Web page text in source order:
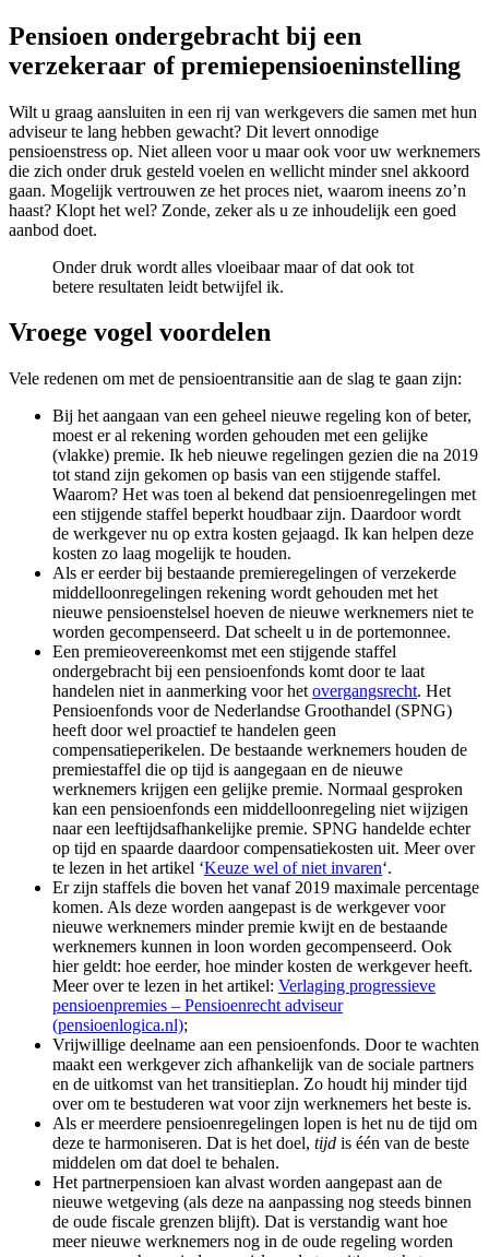
Pensioen ondergebracht bij een
verzekeraar of premiepensioeninstelling
Wilt u graag aansluiten in een rij van werkgevers die samen met hun
adviseur te lang hebben gewacht? Dit levert onnodige
pensioenstress op. Niet alleen voor u maar ook voor uw werknemers
die zich onder druk gesteld voelen en wellicht minder snel akkoord
gaan. Mogelijk vertrouwen ze het proces niet, waarom ineens zo’n
haast? Klopt het wel? Zonde, zeker als u ze inhoudelijk een goed
aanbod doet.
Onder druk wordt alles vloeibaar maar of dat ook tot
betere resultaten leidt betwijfel ik.
Vroege vogel voordelen
Vele redenen om met de pensioentransitie aan de slag te gaan zijn:
Bij het aangaan van een geheel nieuwe regeling kon of beter,
moest er al rekening worden gehouden met een gelijke
(vlakke) premie. Ik heb nieuwe regelingen gezien die na 2019
tot stand zijn gekomen op basis van een stijgende staffel.
Waarom? Het was toen al bekend dat pensioenregelingen met
een stijgende staffel beperkt houdbaar zijn. Daardoor wordt
de werkgever nu op extra kosten gejaagd. Ik kan helpen deze
kosten zo laag mogelijk te houden.
Als er eerder bij bestaande premieregelingen of verzekerde
middelloonregelingen rekening wordt gehouden met het
nieuwe pensioenstelsel hoeven de nieuwe werknemers niet te
worden gecompenseerd. Dat scheelt u in de portemonnee.
Een premieovereenkomst met een stijgende staffel
ondergebracht bij een pensioenfonds komt door te laat
handelen niet in aanmerking voor het overgangsrecht. Het
Pensioenfonds voor de Nederlandse Groothandel (SPNG)
heeft door wel proactief te handelen geen
compensatieperikelen. De bestaande werknemers houden de
premiestaffel die op tijd is aangegaan en de nieuwe
werknemers krijgen een gelijke premie. Normaal gesproken
kan een pensioenfonds een middelloonregeling niet wijzigen
naar een leeftijdsafhankelijke premie. SPNG handelde echter
op tijd en spaarde daardoor compensatiekosten uit. Meer over
te lezen in het artikel ‘Keuze wel of niet invaren‘.
Er zijn staffels die boven het vanaf 2019 maximale percentage
komen. Als deze worden aangepast is de werkgever voor
nieuwe werknemers minder premie kwijt en de bestaande
werknemers kunnen in loon worden gecompenseerd. Ook
hier geldt: hoe eerder, hoe minder kosten de werkgever heeft.
Meer over te lezen in het artikel: Verlaging progressieve
pensioenpremies – Pensioenrecht adviseur
(pensioenlogica.nl);
Vrijwillige deelname aan een pensioenfonds. Door te wachten
maakt een werkgever zich afhankelijk van de sociale partners
en de uitkomst van het transitieplan. Zo houdt hij minder tijd
over om te bestuderen wat voor zijn werknemers het beste is.
Als er meerdere pensioenregelingen lopen is het nu de tijd om
deze te harmoniseren. Dat is het doel, tijd is één van de beste
middelen om dat doel te behalen.
Het partnerpensioen kan alvast worden aangepast aan de
nieuwe wetgeving (als deze na aanpassing nog steeds binnen
de oude fiscale grenzen blijft). Dat is verstandig want hoe
meer nieuwe werknemers nog in de oude regeling worden